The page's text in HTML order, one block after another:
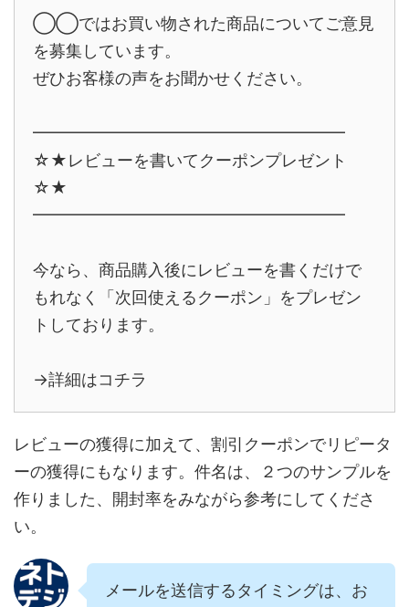
◯◯ではお買い物された商品についてご意見
を募集しています。
ぜひお客様の声をお聞かせください。
━━━━━━━━━━━━━━━━━━━
☆★レビューを書いてクーポンプレゼント
☆★
━━━━━━━━━━━━━━━━━━━
今なら、商品購入後にレビューを書くだけで
もれなく「次回使えるクーポン」をプレゼン
トしております。
→詳細はコチラ
レビューの獲得に加えて、割引クーポンでリピータ
ーの獲得にもなります。件名は、２つのサンプルを
作りました、開封率をみながら参考にしてくださ
い。
メールを送信するタイミングは、お